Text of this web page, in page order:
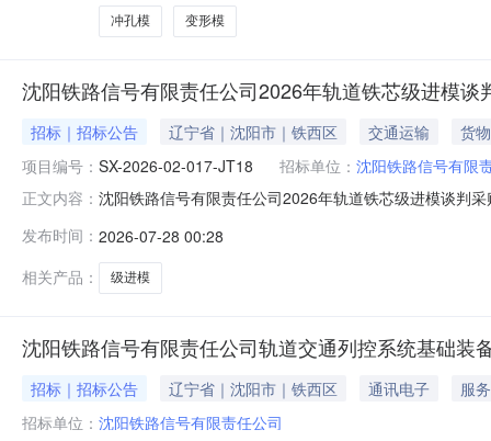
冲孔模 变形模
沈阳铁路信号有限责任公司2026年轨道铁芯级进模谈
招标｜招标公告 辽宁省｜沈阳市｜铁西区 交通运输
货物
项目编号： SX-2026-02-017-JT18 招标单位： 沈阳铁路信号有限
正文内容： 沈阳铁路信号有限责任公司2026年轨道铁芯级进模谈判
公司批准，采购资金为企业全额自筹资金，采购方式为
2026年
发布时间： 2026-07-28 00:28
相关产品：
级进模
沈阳铁路信号有限责任公司轨道交通列控系统基础
招标｜招标公告 辽宁省｜沈阳市｜铁西区 通讯电子
服务
招标单位： 沈阳铁路信号有限责任公司